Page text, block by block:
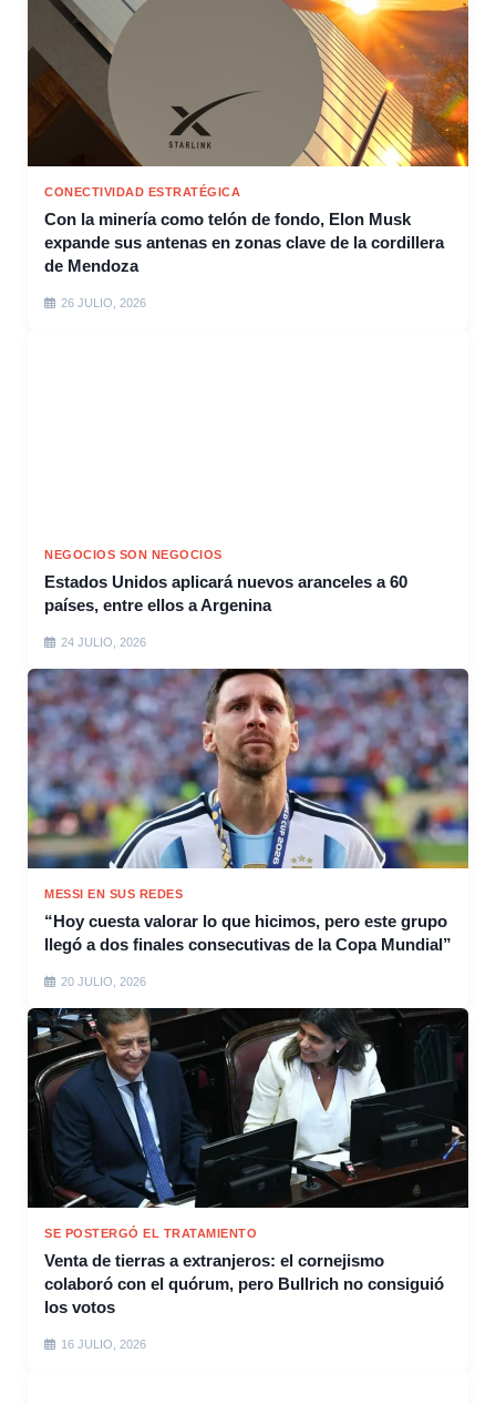
CONECTIVIDAD ESTRATÉGICA
Con la minería como telón de fondo, Elon Musk
expande sus antenas en zonas clave de la cordillera
de Mendoza
26 JULIO, 2026
NEGOCIOS SON NEGOCIOS
Estados Unidos aplicará nuevos aranceles a 60
países, entre ellos a Argenina
24 JULIO, 2026
MESSI EN SUS REDES
“Hoy cuesta valorar lo que hicimos, pero este grupo
llegó a dos finales consecutivas de la Copa Mundial”
20 JULIO, 2026
SE POSTERGÓ EL TRATAMIENTO
Venta de tierras a extranjeros: el cornejismo
colaboró con el quórum, pero Bullrich no consiguió
los votos
16 JULIO, 2026